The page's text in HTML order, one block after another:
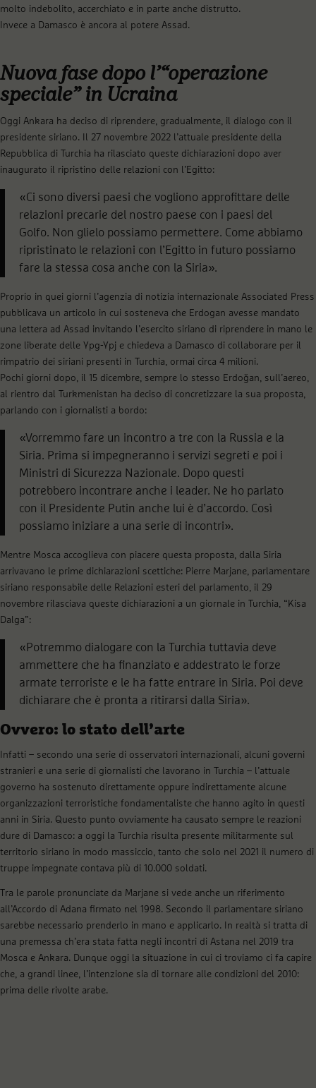
molto indebolito, accerchiato e in parte anche distrutto.
Invece a Damasco è ancora al potere Assad.
Nuova fase dopo l’“operazione
speciale” in Ucraina
Oggi Ankara ha deciso di riprendere, gradualmente, il dialogo con il
presidente siriano. Il 27 novembre 2022 l’attuale presidente della
Repubblica di Turchia ha rilasciato queste dichiarazioni dopo aver
inaugurato il ripristino delle relazioni con l’Egitto:
«Ci sono diversi paesi che vogliono approfittare delle
relazioni precarie del nostro paese con i paesi del
Golfo. Non glielo possiamo permettere. Come abbiamo
ripristinato le relazioni con l’Egitto in futuro possiamo
fare la stessa cosa anche con la Siria».
Proprio in quei giorni l’agenzia di notizia internazionale Associated Press
pubblicava un articolo in cui sosteneva che Erdogan avesse mandato
una lettera ad Assad invitando l’esercito siriano di riprendere in mano le
zone liberate delle Ypg-Ypj e chiedeva a Damasco di collaborare per il
rimpatrio dei siriani presenti in Turchia, ormai circa 4 milioni.
Pochi giorni dopo, il 15 dicembre, sempre lo stesso Erdoğan, sull’aereo,
al rientro dal Turkmenistan ha deciso di concretizzare la sua proposta,
parlando con i giornalisti a bordo:
«Vorremmo fare un incontro a tre con la Russia e la
Siria. Prima si impegneranno i servizi segreti e poi i
Ministri di Sicurezza Nazionale. Dopo questi
potrebbero incontrare anche i leader. Ne ho parlato
con il Presidente Putin anche lui è d’accordo. Così
possiamo iniziare a una serie di incontri».
Mentre Mosca accoglieva con piacere questa proposta, dalla Siria
arrivavano le prime dichiarazioni scettiche: Pierre Marjane, parlamentare
siriano responsabile delle Relazioni esteri del parlamento, il 29
novembre rilasciava queste dichiarazioni a un giornale in Turchia, “Kisa
Dalga”:
«Potremmo dialogare con la Turchia tuttavia deve
ammettere che ha finanziato e addestrato le forze
armate terroriste e le ha fatte entrare in Siria. Poi deve
dichiarare che è pronta a ritirarsi dalla Siria».
Ovvero: lo stato dell’arte
Infatti – secondo una serie di osservatori internazionali, alcuni governi
stranieri e una serie di giornalisti che lavorano in Turchia – l’attuale
governo ha sostenuto direttamente oppure indirettamente alcune
organizzazioni terroristiche fondamentaliste che hanno agito in questi
anni in Siria. Questo punto ovviamente ha causato sempre le reazioni
dure di Damasco: a oggi la Turchia risulta presente militarmente sul
territorio siriano in modo massiccio, tanto che solo nel 2021 il numero di
truppe impegnate contava più di 10.000 soldati.
Tra le parole pronunciate da Marjane si vede anche un riferimento
all’Accordo di Adana firmato nel 1998. Secondo il parlamentare siriano
sarebbe necessario prenderlo in mano e applicarlo. In realtà si tratta di
una premessa ch’era stata fatta negli incontri di Astana nel 2019 tra
Mosca e Ankara. Dunque oggi la situazione in cui ci troviamo ci fa capire
che, a grandi linee, l’intenzione sia di tornare alle condizioni del 2010:
prima delle rivolte arabe.